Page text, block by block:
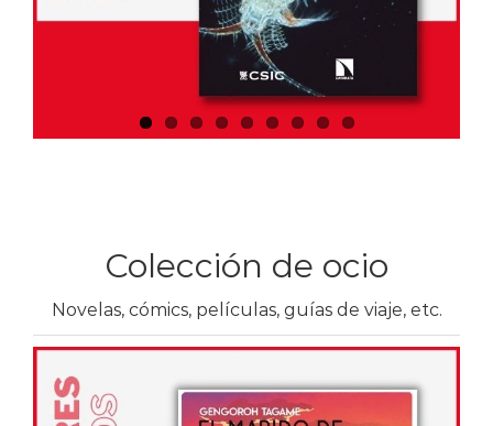
Colección de ocio
Novelas, cómics, películas, guías de viaje, etc.